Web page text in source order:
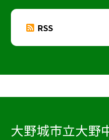
RSS
大野城市立大野